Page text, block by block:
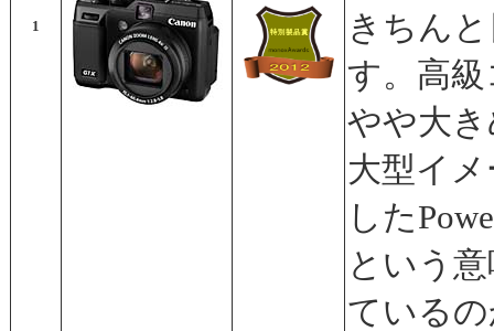
1
きちん
す。高
やや大
大型イ
した
という
ている